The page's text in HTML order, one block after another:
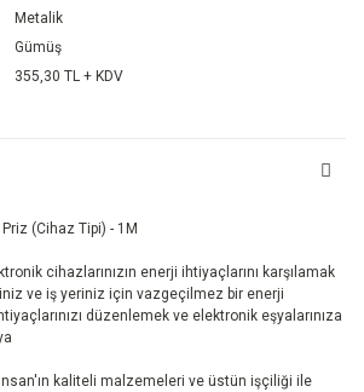
Metalik
Gümüş
355,30 TL + KDV
(Cihaz Tipi) - 1M
cihazlarınızın enerji ihtiyaçlarını karşılamak
ve iş yeriniz için vazgeçilmez bir enerji
düzenlemek ve elektronik eşyalarınıza
kaliteli malzemeleri ve üstün işçiliği ile